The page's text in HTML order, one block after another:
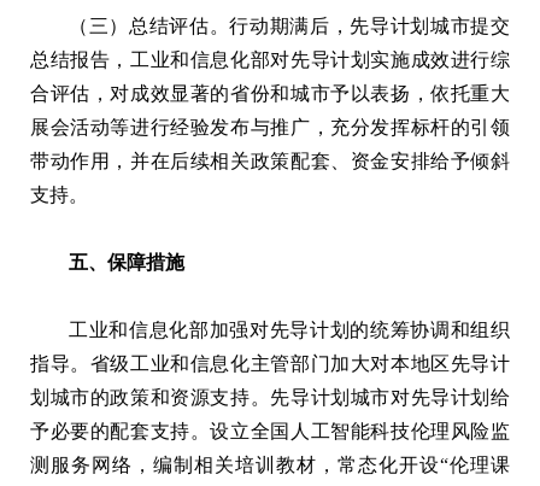
（三）总结评估。行动期满后，先导计划城市提交
总结报告，工业和信息化部对先导计划实施成效进行综
合评估，对成效显著的省份和城市予以表扬，依托重大
展会活动等进行经验发布与推广，充分发挥标杆的引领
带动作用，并在后续相关政策配套、资金安排给予倾斜
支持。
五、保障措施
工业和信息化部加强对先导计划的统筹协调和组织
指导。省级工业和信息化主管部门加大对本地区先导计
划城市的政策和资源支持。先导计划城市对先导计划给
予必要的配套支持。设立全国人工智能科技伦理风险监
测服务网络，编制相关培训教材，常态化开设“伦理课